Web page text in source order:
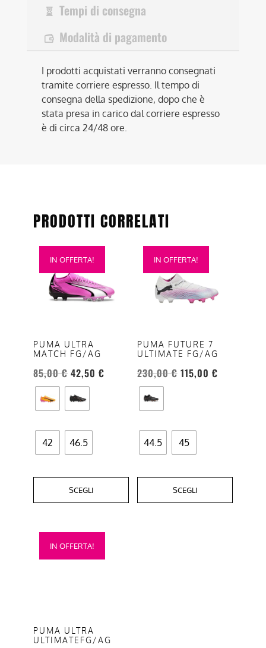
Tempi di consegna
Modalità di pagamento
I prodotti acquistati verranno consegnati
tramite corriere espresso. Il tempo di
consegna della spedizione, dopo che è
stata presa in carico dal corriere espresso
è di circa 24/48 ore.
PRODOTTI CORRELATI
IN OFFERTA!
PUMA ULTRA
MATCH FG/AG
85,00€ 42,50 €
42 46.5
SCEGLI
Questo
prodotto
opzioni
possono
essere
scelte
nella
del
prodotto
IN OFFERTA!
PUMA FUTURE 7
ULTIMATE FG/AG
230,00€ 115,00 €
44.5 45
SCEGLI
Questo
prodotto
opzioni
possono
essere
scelte
nella
del
prodotto
IN OFFERTA!
PUMA ULTRA
ULTIMATEFG/AG
Questo
prodotto
opzioni
possono